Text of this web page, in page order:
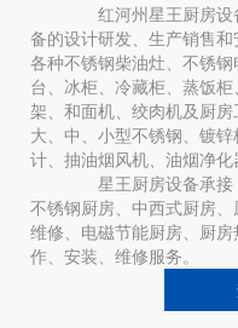
红河州星王厨房设
备的设计研发、生产销售
各种不锈钢柴油灶、不锈
台、冰柜、冷藏柜、蒸饭
架、和面机、绞肉机及厨
大、中、小型不锈钢、镀
计、抽油烟风机、油烟净化
星王厨房设备承接
不锈钢厨房、中西式厨房
维修、电磁节能厨房、厨
作、安装、维修服务。